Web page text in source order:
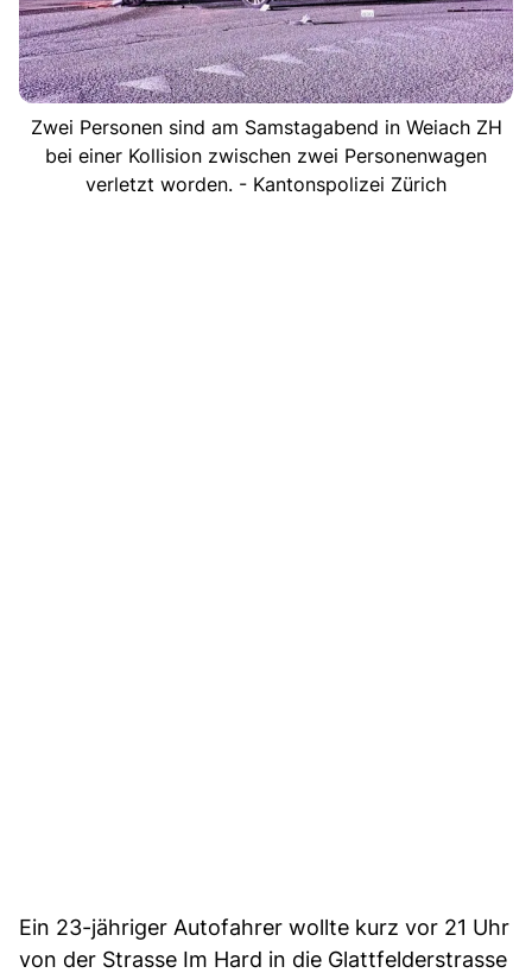
Zwei Personen sind am Samstagabend in Weiach ZH
bei einer Kollision zwischen zwei Personenwagen
verletzt worden. - Kantonspolizei Zürich
Ein 23-jähriger Autofahrer wollte kurz vor 21 Uhr
von der Strasse Im Hard in die Glattfelderstrasse